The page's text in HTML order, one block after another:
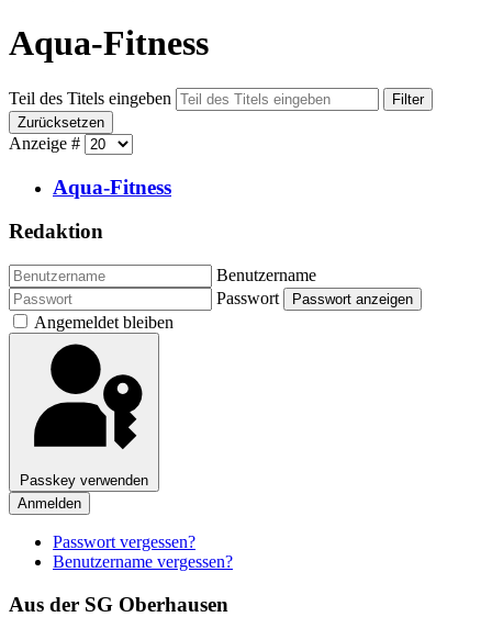
Aqua-Fitness
Teil des Titels eingeben
Filter
Zurücksetzen
Anzeige #
Aqua-Fitness
Redaktion
Benutzername
Passwort
Passwort anzeigen
Angemeldet bleiben
Passkey verwenden
Anmelden
Passwort vergessen?
Benutzername vergessen?
Aus der SG Oberhausen